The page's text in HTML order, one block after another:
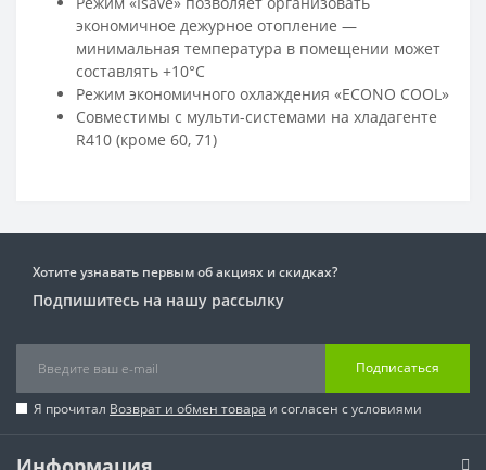
экономичное дежурное отопление —
минимальная температура в помещении может
составлять +10°С
Режим экономичного охлаждения «ECONO COOL»
Совместимы с мульти-системами на хладагенте
R410 (кроме 60, 71)
Хотите узнавать первым об акциях и скидках?
Подпишитесь на нашу рассылку
Подписаться
Я прочитал Возврат и обмен товара и согласен с условиями